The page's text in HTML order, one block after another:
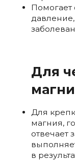
Помогает
Для
Для
магния,
отвечает
в